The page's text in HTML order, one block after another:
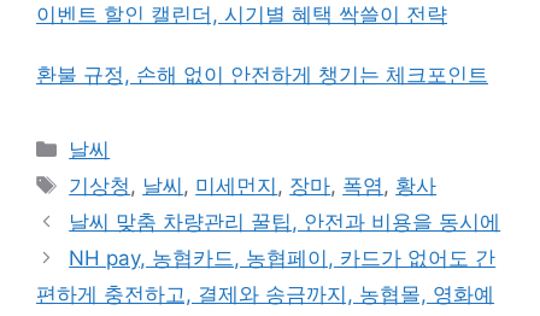
이벤트 할인 캘린더, 시기별 혜택 싹쓸이 전략
환불 규정, 손해 없이 안전하게 챙기는 체크포인트
카
테
리
날씨
태
그
기상청, 날씨 , 미세먼지 , 장마, 폭염, 황사
날씨 맞춤 차량관리 꿀팁, 안전과 비용을 동시에
NH pay, 농협카드, 농협페이, 카드가 없어도 간
편하게 충전하고, 결제와 송금까지, 농협몰, 영화예